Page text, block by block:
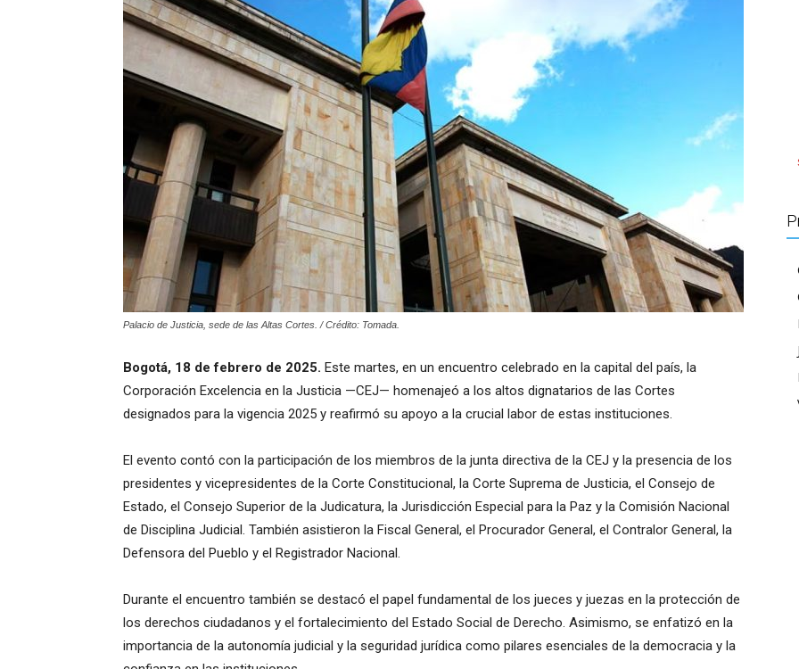
Palacio de Justicia, sede de las Altas Cortes. / Crédito: Tomada.
Bogotá, 18 de febrero de 2025. Este martes, en un encuentro celebrado en la capital del país, la
Corporación Excelencia en la Justicia —CEJ— homenajeó a los altos dignatarios de las Cortes
designados para la vigencia 2025 y reafirmó su apoyo a la crucial labor de estas instituciones.
El evento contó con la participación de los miembros de la junta directiva de la CEJ y la presencia de los
presidentes y vicepresidentes de la Corte Constitucional, la Corte Suprema de Justicia, el Consejo de
Estado, el Consejo Superior de la Judicatura, la Jurisdicción Especial para la Paz y la Comisión Nacional
de Disciplina Judicial. También asistieron la Fiscal General, el Procurador General, el Contralor General, la
Defensora del Pueblo y el Registrador Nacional.
Durante el encuentro también se destacó el papel fundamental de los jueces y juezas en la protección de
los derechos ciudadanos y el fortalecimiento del Estado Social de Derecho. Asimismo, se enfatizó en la
importancia de la autonomía judicial y la seguridad jurídica como pilares esenciales de la democracia y la